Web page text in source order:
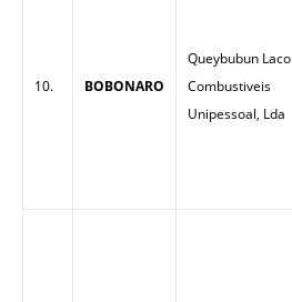
10. BOBONARO
Queybubun Laco
Combustiveis
Unipessoal, Lda